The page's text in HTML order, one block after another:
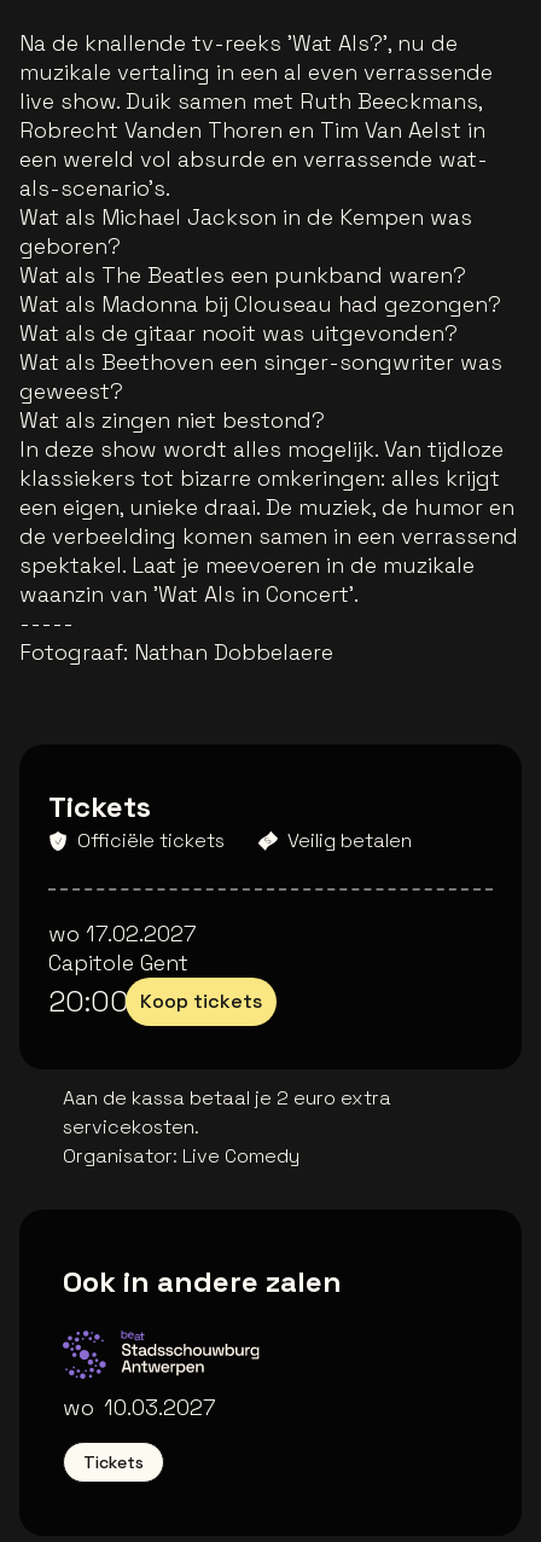
Na de knallende tv-reeks 'Wat Als?’, nu de
muzikale vertaling in een al even verrassende
live show. Duik samen met Ruth Beeckmans,
Robrecht Vanden Thoren en Tim Van Aelst in
een wereld vol absurde en verrassende wat-
als-scenario’s.
Wat als Michael Jackson in de Kempen was
geboren?
Wat als The Beatles een punkband waren?
Wat als Madonna bij Clouseau had gezongen?
Wat als de gitaar nooit was uitgevonden?
Wat als Beethoven een singer-songwriter was
geweest?
Wat als zingen niet bestond?
In deze show wordt alles mogelijk. Van tijdloze
klassiekers tot bizarre omkeringen: alles krijgt
een eigen, unieke draai. De muziek, de humor en
de verbeelding komen samen in een verrassend
spektakel. Laat je meevoeren in de muzikale
waanzin van 'Wat Als in Concert'.
-----
Fotograaf: Nathan Dobbelaere
Tickets
Officiële tickets Veilig betalen
wo 17.02.2027
Capitole Gent
20:00 Koop tickets
Aan de kassa betaal je 2 euro extra
servicekosten.
Organisator: Live Comedy
Ook in andere zalen
Stadsschouwburg Antwerpen
wo 10.03.2027
Tickets